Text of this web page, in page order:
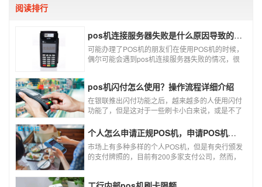
阅读排行
pos机连接服务器失败是什么原因导致的？附解决办法
可能办理了POS机的朋友们在使用POS机的时候，
偶尔可能会遇到pos机连接服务器失败的情况，很
失败是什么原因导致的？以及出现这种情况又该如
何解决。
pos机闪付怎么使用？操作流程详细介绍
在银联推出闪付功能之后，越来越多的人使用闪付
功能了，但是这对于一些刷卡小白来说，或是不了
闪付功能，因此，针对这种情况，下面小编就来给
大家讲一讲POS机闪付怎么挥卡操作交易。
个人怎么申请正规POS机，申请POS机需要注意什么？
市场上有多种多样的个人POS机，但是有央行颁发
的支付牌照的，目前有200多家支付公司，然而，